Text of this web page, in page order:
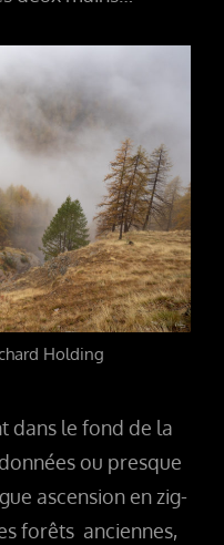
Holding
dans le fond de la
ou presque
ascension en zig-
forêts anciennes,